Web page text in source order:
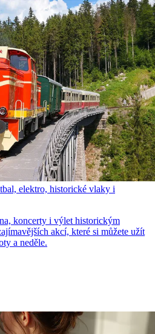
elektro, historické vlaky i
koncerty i výlet historickým
akcí, které si můžete užít
a neděle.